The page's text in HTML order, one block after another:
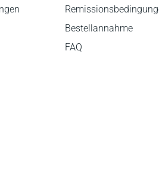
Bestellannahme
FAQ